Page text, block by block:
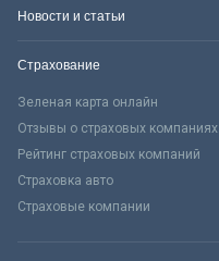
Новости и статьи
Страхование
Зеленая карта онлайн
Отзывы о страховых компаниях
Рейтинг страховых компаний
Страховка авто
Страховые компании